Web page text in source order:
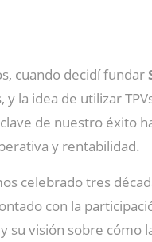
cuando decidí fundar
y la idea de utilizar
de nuestro éxito
y rentabilidad.
celebrado tres
con la
su visión sobre cómo